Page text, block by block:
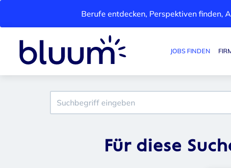
Berufe entdecken, Perspektiven finden,
JOBS FINDEN
Für diese